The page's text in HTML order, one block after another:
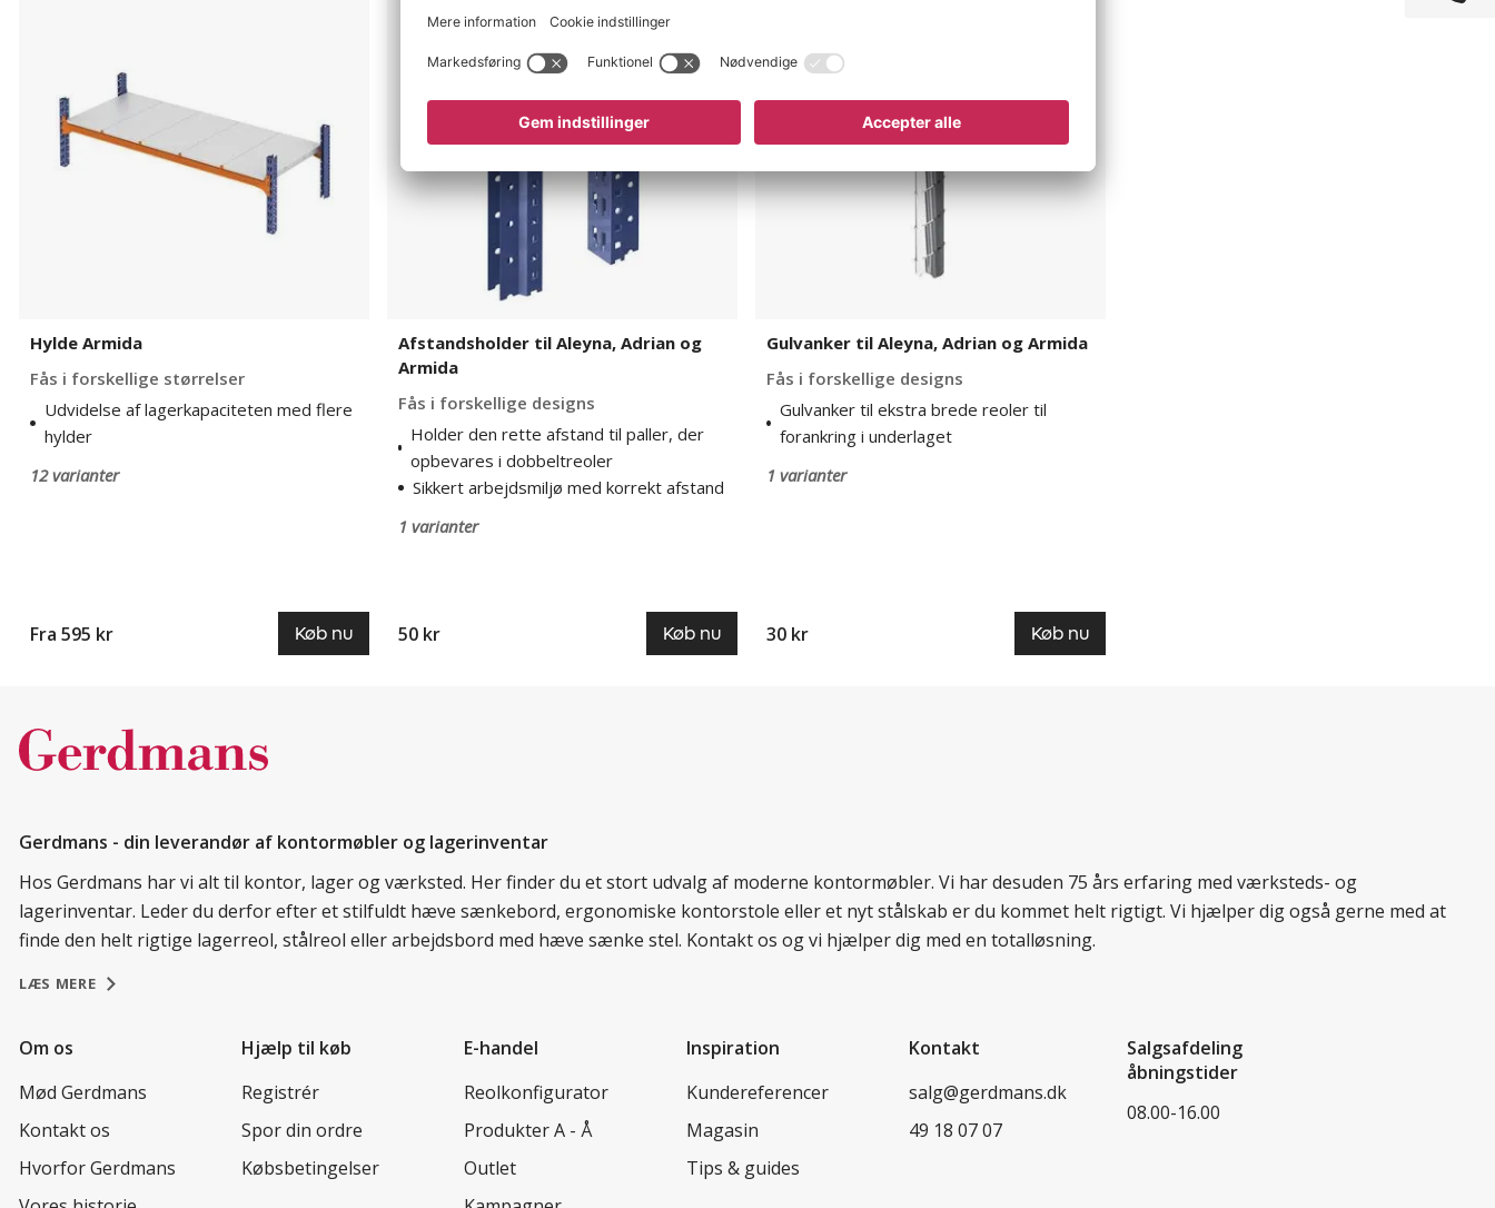
Hylde Armida
Fås i forskellige størrelser
Udvidelse af lagerkapaciteten med flere
hylder
12 varianter
Fra 595 kr Køb nu
Aleyna,
Afstandsholder til Aleyna, Adrian og
Armida
Fås i forskellige designs
Holder den rette afstand til paller, der
opbevares i dobbeltreoler
Sikkert arbejdsmiljø med korrekt afstand
1 varianter
50 kr Køb nu
Aleyna,
Adrian
og
Gulvanker til Aleyna, Adrian og Armida
Fås i forskellige designs
Gulvanker til ekstra brede reoler til
forankring i underlaget
1 varianter
30 kr Køb nu
Gerdmans - din leverandør af kontormøbler og lagerinventar
Hos Gerdmans har vi alt til kontor, lager og værksted. Her finder du et stort udvalg af moderne kontormøbler. Vi har desuden 75 års erfaring med værksteds- og
lagerinventar. Leder du derfor efter et stilfuldt hæve sænkebord, ergonomiske kontorstole eller et nyt stålskab er du kommet helt rigtigt. Vi hjælper dig også gerne med at
finde den helt rigtige lagerreol, stålreol eller arbejdsbord med hæve sænke stel. Kontakt os og vi hjælper dig med en totalløsning.
LÆS MERE
Om os
Mød Gerdmans
Kontakt os
Hvorfor Gerdmans
Hjælp til køb
Registrér
Spor din ordre
Købsbetingelser
E-handel
Reolkonfigurator
Produkter A - Å
Outlet
Inspiration
Kundereferencer
Magasin
Tips & guides
Kontakt
salg@gerdmans.dk
49 18 07 07
Salgsafdeling
åbningstider
08.00-16.00